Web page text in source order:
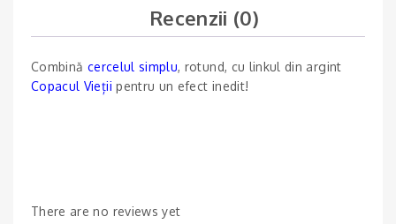
Recenzii (0)
Combină cercelul simplu, rotund, cu linkul din argint
Copacul Vieții pentru un efect inedit!
There are no reviews yet